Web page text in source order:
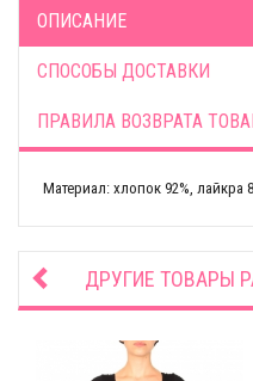
ОПИСАНИЕ
СПОСОБЫ ДОСТАВКИ
ПРАВИЛА ВОЗВРАТА
Материал: хлопок 92%, лайкра
ДРУГИЕ ТОВАРЫ